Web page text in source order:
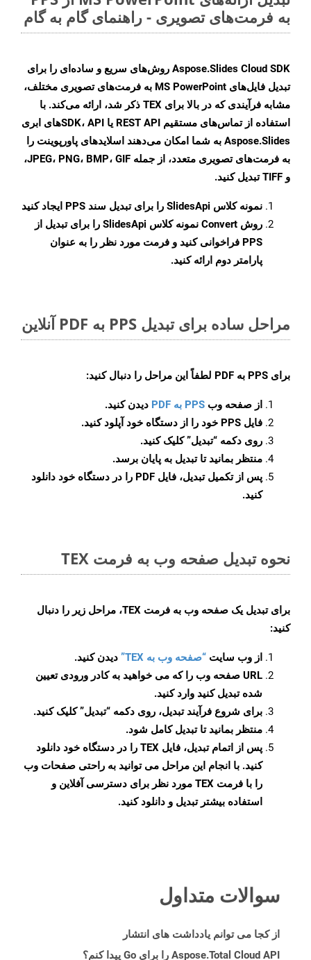
به فرمت‌های تصویری - راهنمای گام به گام
Aspose.Slides Cloud SDK روش‌های سریع و ساده‌ای را برای
تبدیل فایل‌های MS PowerPoint به فرمت‌های تصویری مختلف،
مشابه فرآیندی که در بالا برای TEX ذکر شد، ارائه می‌کند. با
استفاده از تماس‌های مستقیم REST API یا SDK، APIهای ابری
Aspose.Slides به شما امکان می‌دهند اسلایدهای پاورپوینت را
به فرمت‌های تصویری متعدد، از جمله JPEG، PNG، BMP، GIF،
و TIFF تبدیل کنید.
نمونه کلاس SlidesApi را برای تبدیل سند PPS ایجاد کنید
روش Convert
نمونه کلاس SlidesApi را برای تبدیل از
PPS فراخوانی کنید و فرمت مورد نظر را به عنوان
پارامتر دوم ارائه کنید.
مراحل ساده برای تبدیل PPS به PDF آنلاین
برای PPS به PDF لطفاً این مراحل را دنبال کنید:
از صفحه وب PPS به PDF
دیدن کنید.
فایل PPS خود را از دستگاه خود آپلود کنید.
روی دکمه “تبدیل”کلیک کنید.
منتظر بمانید تا تبدیل به پایان برسد.
پس از تکمیل تبدیل، فایل PDF را در دستگاه خود دانلود
کنید.
نحوه تبدیل صفحه وب به فرمت TEX
برای تبدیل یک صفحه وب به فرمت TEX، مراحل زیر را دنبال
کنید:
از وب سایت “صفحه وب به TEX”
دیدن کنید.
URL صفحه وب را که می خواهید به کادر ورودی تعیین
شده تبدیل کنید وارد کنید.
برای شروع فرآیند تبدیل، روی دکمه “تبدیل” کلیک کنید.
منتظر بمانید تا تبدیل کامل شود.
پس از اتمام تبدیل، فایل TEX را در دستگاه خود دانلود
کنید. با انجام این مراحل می توانید به راحتی صفحات وب
را با فرمت TEX مورد نظر برای دسترسی آفلاین و
استفاده بیشتر تبدیل و دانلود کنید.
سوالات متداول
از کجا می توانم یادداشت های انتشار
Aspose.Total Cloud API را برای Go پیدا کنم؟